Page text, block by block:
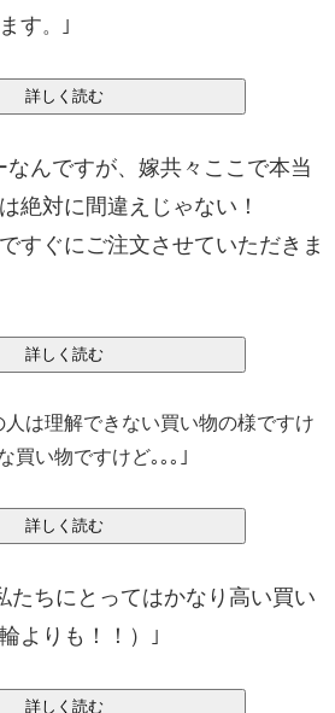
す。｣
んですが、嫁共々ここで本当
絶対に間違えじゃない！
すぐにご注文させていただきま
人は理解できない買い物の様ですけ
買い物ですけど｡｡｡｣
たちにとってはかなり高い買い
よりも！！）
｣